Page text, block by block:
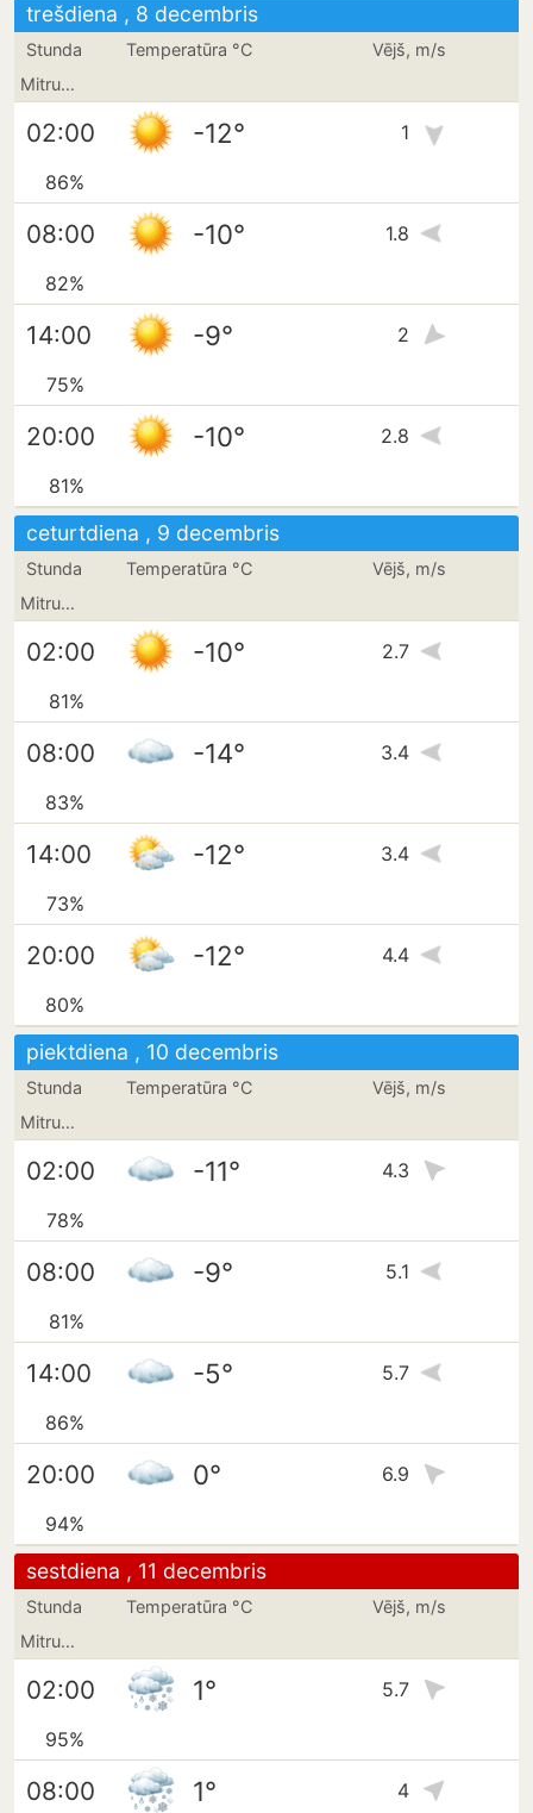
trešdiena , 8 decembris
Stunda Temperatūra °C
Vējš, m/s
Mitrums
02:00 -12° 1
86%
08:00 -10° 1.8
82%
14:00 -9° 2
75%
20:00 -10° 2.8
81%
ceturtdiena , 9 decembris
Stunda Temperatūra °C
Vējš, m/s
Mitrums
02:00 -10° 2.7
81%
08:00 -14° 3.4
83%
14:00 -12° 3.4
73%
20:00 -12° 4.4
80%
piektdiena , 10 decembris
Stunda Temperatūra °C
Vējš, m/s
Mitrums
02:00 -11° 4.3
78%
08:00 -9° 5.1
81%
14:00 -5° 5.7
86%
20:00 0° 6.9
94%
sestdiena , 11 decembris
Stunda Temperatūra °C
Vējš, m/s
Mitrums
02:00 1° 5.7
95%
08:00 1° 4